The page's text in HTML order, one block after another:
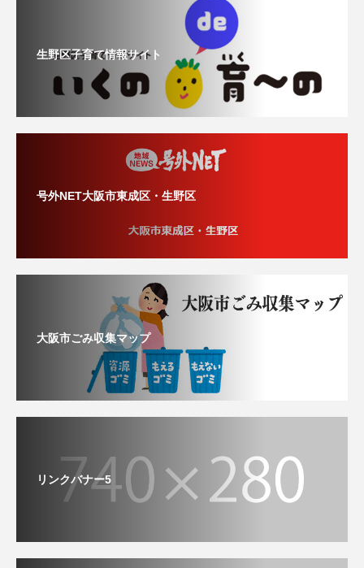
生野区子育て情報サイト
号外NET大阪市東成区・生野区
大阪市ごみ収集マップ
リンクバナー5